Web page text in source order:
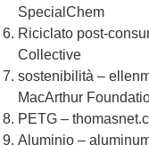
SpecialChem
Riciclato post-
Collective
sostenibilità –
MacArthur
PETG –
Aluminio –